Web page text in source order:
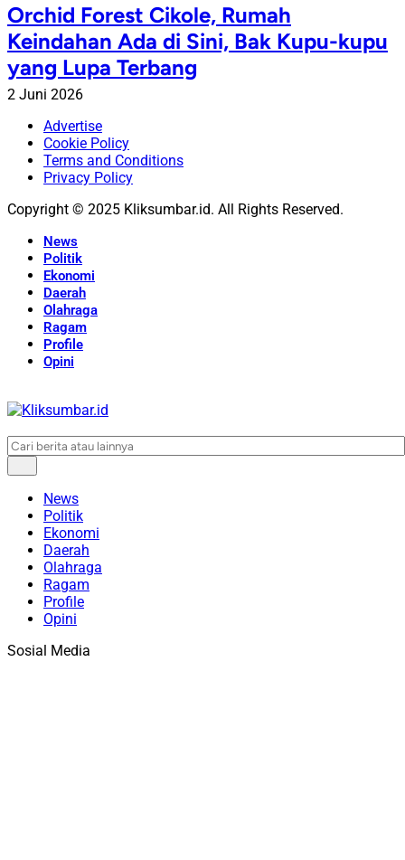
Orchid Forest Cikole, Rumah
Keindahan Ada di Sini, Bak Kupu-kupu
yang Lupa Terbang
2 Juni 2026
Advertise
Cookie Policy
Terms and Conditions
Privacy Policy
Copyright © 2025 Kliksumbar.id. All Rights Reserved.
News
Politik
Ekonomi
Daerah
Olahraga
Ragam
Profile
Opini
News
Politik
Ekonomi
Daerah
Olahraga
Ragam
Profile
Opini
Sosial Media